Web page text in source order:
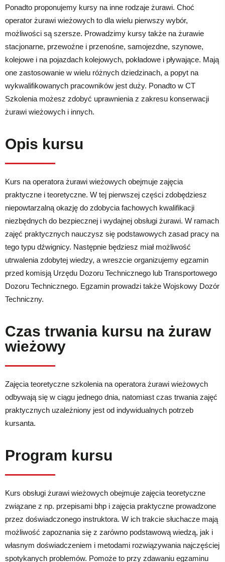
Ponadto proponujemy kursy na inne rodzaje żurawi. Choć
operator żurawi wieżowych to dla wielu pierwszy wybór,
możliwości są szersze. Prowadzimy kursy także na żurawie
stacjonarne, przewoźne i przenośne, samojezdne, szynowe,
kolejowe i na pojazdach kolejowych, pokładowe i pływające. Mają
one zastosowanie w wielu różnych dziedzinach, a popyt na
wykwalifikowanych pracowników jest duży. Ponadto w CT
Szkolenia możesz zdobyć uprawnienia z zakresu konserwacji
żurawi wieżowych i innych.
Opis kursu
Kurs na operatora żurawi wieżowych obejmuje zajęcia
praktyczne i teoretyczne. W tej pierwszej części zdobędziesz
niepowtarzalną okazję do zdobycia fachowych kwalifikacji
niezbędnych do bezpiecznej i wydajnej obsługi żurawi. W ramach
zajęć praktycznych nauczysz się podstawowych zasad pracy na
tego typu dźwignicy. Następnie będziesz miał możliwość
utrwalenia zdobytej wiedzy, a wreszcie organizujemy egzamin
przed komisją Urzędu Dozoru Technicznego lub Transportowego
Dozoru Technicznego. Egzamin prowadzi także Wojskowy Dozór
Techniczny.
Czas trwania kursu na żuraw
wieżowy
Zajęcia teoretyczne szkolenia na operatora żurawi wieżowych
odbywają się w ciągu jednego dnia, natomiast czas trwania zajęć
praktycznych uzależniony jest od indywidualnych potrzeb
kursanta.
Program kursu
Kurs obsługi żurawi wieżowych obejmuje zajęcia teoretyczne
związane z np. przepisami bhp i zajęcia praktyczne prowadzone
przez doświadczonego instruktora. W ich trakcie słuchacze mają
możliwość zapoznania się z zarówno podstawową wiedzą, jak i
własnym doświadczeniem i metodami rozwiązywania najczęściej
spotykanych problemów. Pomoże to przy zdawaniu egzaminu